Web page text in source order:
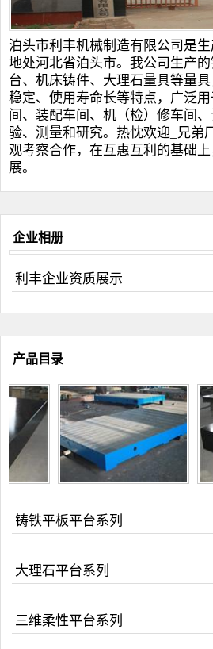
泊头市利丰机械制造有限公司是生
地处河北省泊头市。我公司生产的
台、 机床铸件、 大理石量具等量
稳定、使用寿命长等特点，广泛
间、装配车间、机（检）修车间
验、测量和研究。热忱欢迎_兄弟
观考察合作，在互惠互利的基础
展。
企业相册
利丰企业资质展示
产品目录
铸铁平板平台系列
大理石平台系列
三维柔性平台系列